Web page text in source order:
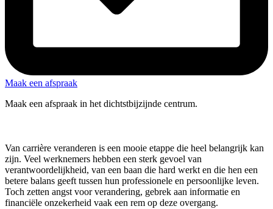
Maak een afspraak
Maak een afspraak in het dichtstbijzijnde centrum.
Van carrière veranderen is een mooie etappe die heel belangrijk kan
zijn. Veel werknemers hebben een sterk gevoel van
verantwoordelijkheid, van een baan die hard werkt en die hen een
betere balans geeft tussen hun professionele en persoonlijke leven.
Toch zetten angst voor verandering, gebrek aan informatie en
financiële onzekerheid vaak een rem op deze overgang.